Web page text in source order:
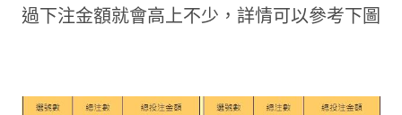
過下注金額就會高上不少，詳情可以參考下圖